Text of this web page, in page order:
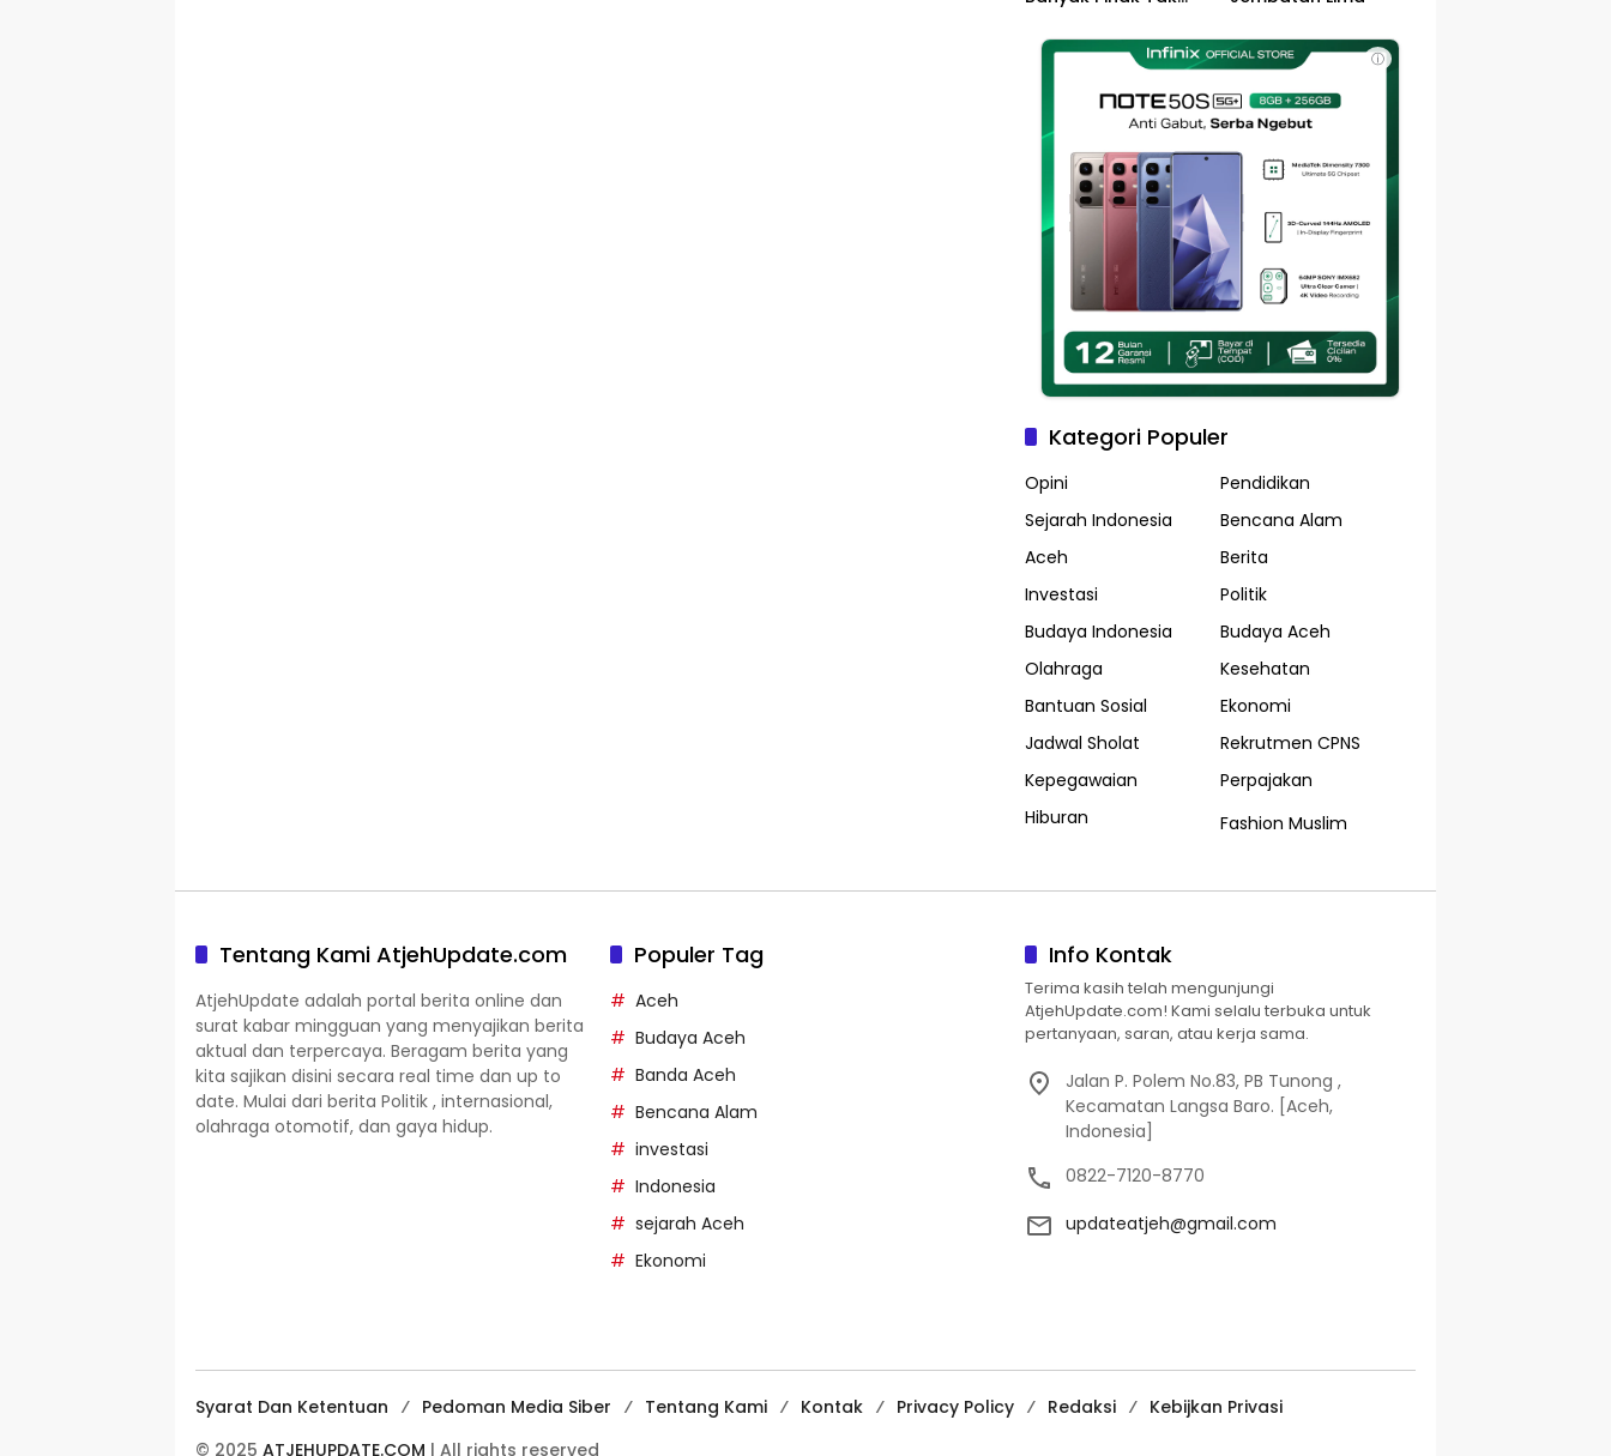
Jadi Pemimpin Kota
ⓘ
Kategori Populer
Opini
Pendidikan
Sejarah Indonesia
Bencana Alam
Aceh
Berita
Investasi
Politik
Budaya Indonesia
Budaya Aceh
Olahraga
Kesehatan
Bantuan Sosial
Ekonomi
Jadwal Sholat
Rekrutmen CPNS
Kepegawaian
Perpajakan
Hiburan
Fashion Muslim
Tentang Kami AtjehUpdate.com
AtjehUpdate adalah portal berita online dan
surat kabar mingguan yang menyajikan berita
aktual dan terpercaya. Beragam berita yang
kita sajikan disini secara real time dan up to
date. Mulai dari berita Politik , internasional,
olahraga otomotif, dan gaya hidup.
Populer Tag
Aceh
Budaya Aceh
Banda Aceh
Bencana Alam
investasi
Indonesia
sejarah Aceh
Ekonomi
Info Kontak
Terima kasih telah mengunjungi
AtjehUpdate.com! Kami selalu terbuka untuk
pertanyaan, saran, atau kerja sama.
Jalan P. Polem No.83, PB Tunong ,
Kecamatan Langsa Baro. [Aceh,
Indonesia]
0822-7120-8770
updateatjeh@gmail.com
Syarat Dan Ketentuan Pedoman Media Siber Tentang Kami Kontak Privacy Policy Redaksi
Kebijkan Privasi
© 2025 ATJEHUPDATE.COM | All rights reserved